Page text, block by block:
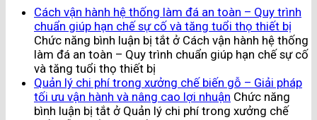
Cách vận hành hệ thống làm đá an toàn – Quy trình
chuẩn giúp hạn chế sự cố và tăng tuổi thọ thiết bị
Chức năng bình luận bị tắt ở Cách vận hành hệ thống
làm đá an toàn – Quy trình chuẩn giúp hạn chế sự cố
và tăng tuổi thọ thiết bị
Quản lý chi phí trong xưởng chế biến gỗ – Giải pháp
tối ưu vận hành và nâng cao lợi nhuận Chức năng
bình luận bị tắt ở Quản lý chi phí trong xưởng chế